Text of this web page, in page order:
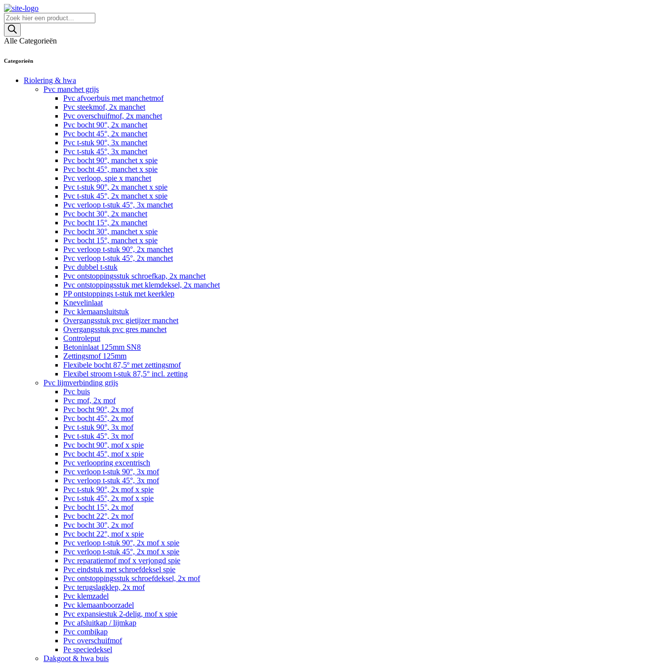
Skip
to
content
Producten
zoeken
Alle Categorieën
Categorieën
Riolering & hwa
Pvc manchet grijs
Pvc afvoerbuis met manchetmof
Pvc steekmof, 2x manchet
Pvc overschuifmof, 2x manchet
Pvc bocht 90°, 2x manchet
Pvc bocht 45°, 2x manchet
Pvc t-stuk 90°, 3x manchet
Pvc t-stuk 45°, 3x manchet
Pvc bocht 90°, manchet x spie
Pvc bocht 45°, manchet x spie
Pvc verloop, spie x manchet
Pvc t-stuk 90°, 2x manchet x spie
Pvc t-stuk 45°, 2x manchet x spie
Pvc verloop t-stuk 45°, 3x manchet
Pvc bocht 30°, 2x manchet
Pvc bocht 15°, 2x manchet
Pvc bocht 30°, manchet x spie
Pvc bocht 15°, manchet x spie
Pvc verloop t-stuk 90°, 2x manchet
Pvc verloop t-stuk 45°, 2x manchet
Pvc dubbel t-stuk
Pvc ontstoppingsstuk schroefkap, 2x manchet
Pvc ontstoppingsstuk met klemdeksel, 2x manchet
PP ontstoppings t-stuk met keerklep
Knevelinlaat
Pvc klemaansluitstuk
Overgangsstuk pvc gietijzer manchet
Overgangsstuk pvc gres manchet
Controleput
Betoninlaat 125mm SN8
Zettingsmof 125mm
Flexibele bocht 87,5º met zettingsmof
Flexibel stroom t-stuk 87,5° incl. zetting
Pvc lijmverbinding grijs
Pvc buis
Pvc mof, 2x mof
Pvc bocht 90°, 2x mof
Pvc bocht 45°, 2x mof
Pvc t-stuk 90°, 3x mof
Pvc t-stuk 45°, 3x mof
Pvc bocht 90°, mof x spie
Pvc bocht 45°, mof x spie
Pvc verloopring excentrisch
Pvc verloop t-stuk 90°, 3x mof
Pvc verloop t-stuk 45°, 3x mof
Pvc t-stuk 90°, 2x mof x spie
Pvc t-stuk 45°, 2x mof x spie
Pvc bocht 15°, 2x mof
Pvc bocht 22°, 2x mof
Pvc bocht 30°, 2x mof
Pvc bocht 22°, mof x spie
Pvc verloop t-stuk 90°, 2x mof x spie
Pvc verloop t-stuk 45°, 2x mof x spie
Pvc reparatiemof mof x verjongd spie
Pvc eindstuk met schroefdeksel spie
Pvc ontstoppingsstuk schroefdeksel, 2x mof
Pvc terugslagklep, 2x mof
Pvc klemzadel
Pvc klemaanboorzadel
Pvc expansiestuk 2-delig, mof x spie
Pvc afsluitkap / lijmkap
Pvc combikap
Pvc overschuifmof
Pe speciedeksel
Dakgoot & hwa buis